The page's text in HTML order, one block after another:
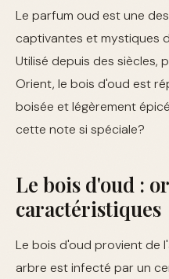
Le parfum oud est une
captivantes et mystiques
Utilisé depuis des siècles,
Orient, le bois d'oud est
boisée et légèrement
cette note si spéciale?
Le bois d'oud :
caractéristiques
Le bois d'oud provient de
arbre est infecté par un